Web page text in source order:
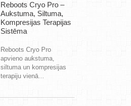
Reboots Cryo Pro –
Aukstuma, Siltuma,
Kompresijas Terapijas
Sistēma
Reboots Cryo Pro
apvieno aukstuma,
siltuma un kompresijas
terapiju vienā...